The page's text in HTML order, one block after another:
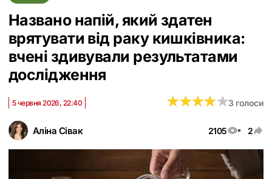
Названо напій, який здатен
врятувати від раку кишківника:
вчені здивували результатами
дослідження
Аліна Сівак 2105 2
5 червня 2026, 22:40 ★★★★★
★★★★★3 голоси